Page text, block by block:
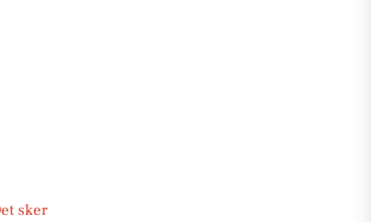
sker Bibliotek: Strik, læs og julehygge